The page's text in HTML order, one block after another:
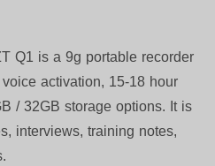
Q1 is a 9g portable recorder
activation, 15-18 hour
/ 32GB storage options. It is
interviews, training notes,